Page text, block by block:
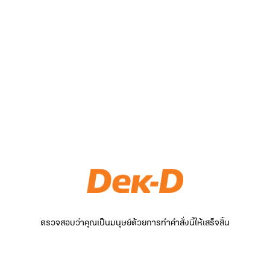
ตรวจสอบว่าคุณเป็นมนุษย์ด้วยการทำคำสั่งนี้ให้เสร็จสิ้น